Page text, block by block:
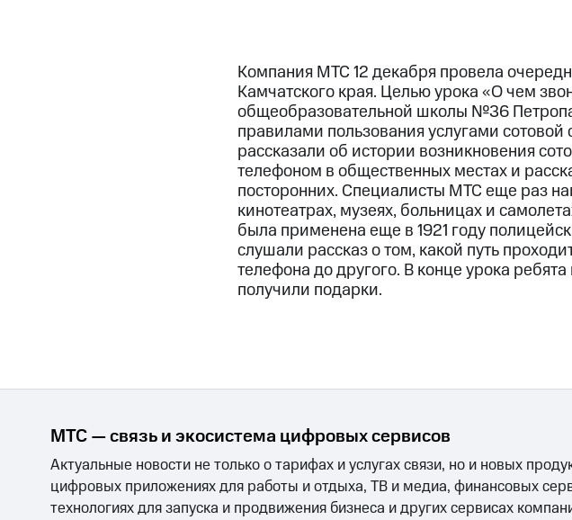
Компания МТС 12 декабря провела
Камчатского края. Целью урока «О чем
общеобразовательной школы №36
правилами пользования услугами
рассказали об истории возникновения
телефоном в общественных местах и
посторонних. Специалисты МТС еще раз
кинотеатрах, музеях, больницах и
была применена еще в 1921 году
слушали рассказ о том, какой путь
телефона до другого. В конце урока
получили подарки.
МТС — связь и экосистема цифровых сервисов
Актуальные новости не только о тарифах и услугах связи, но и новых
цифровых приложениях для работы и отдыха, ТВ и медиа, финансовых
технологиях для запуска и продвижения бизнеса и других сервисах